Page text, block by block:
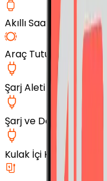
Akıllı Saat Aksesuarları
Araç Tutucu
Şarj Aleti
Şarj ve Data Kablosu
Kulak İçi Kulaklık